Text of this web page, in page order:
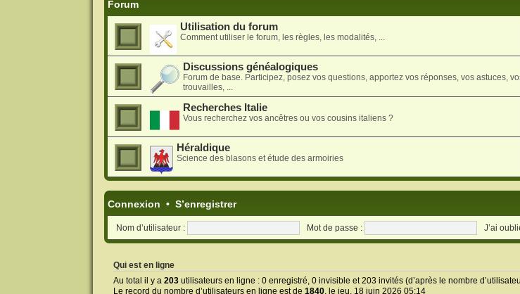
Forum
Utilisation du forum
Comment utiliser le forum, les règles, les modalités, ...
Discussions généalogiques
Forum de base. Participez, posez vos questions, apportez vos réponses, vos astuces,
trouvailles, ...
Recherches Italie
Vous recherchez vos ancêtres ou vos cousins italiens ?
Héraldique
Science des blasons et étude des armoiries
Connexion • S’enregistrer
Nom d’utilisateur : Mot de passe : J’ai
Qui est en ligne
Au total il y a 203utilisateurs en ligne : 0 enregistré, 0 invisible et 203 invités (d’après le nombre
Le record du nombre d’utilisateurs en ligne est de 1840, le jeu. 18 juin 2026 05:14